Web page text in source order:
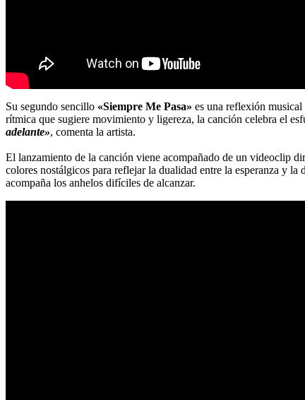
Su segundo sencillo «Siempre Me Pasa» es una reflexión
rítmica que sugiere movimiento y ligereza, la canción celebra el
adelante», comenta la artista.
El lanzamiento de la canción viene acompañado de un videoclip
colores nostálgicos para reflejar la dualidad entre la esperanza y
acompaña los anhelos difíciles de alcanzar.